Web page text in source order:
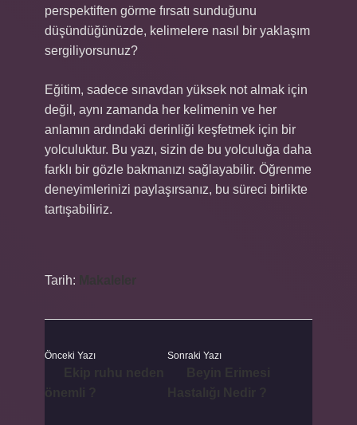
perspektiften görme fırsatı sunduğunu
düşündüğünüzde, kelimelere nasıl bir yaklaşım
sergiliyorsunuz?
Eğitim, sadece sınavdan yüksek not almak için
değil, aynı zamanda her kelimenin ve her
anlamın ardındaki derinliği keşfetmek için bir
yolculuktur. Bu yazı, sizin de bu yolculuğa daha
farklı bir gözle bakmanızı sağlayabilir. Öğrenme
deneyimlerinizi paylaşırsanız, bu süreci birlikte
tartışabiliriz.
Tarih:
Önceki Yazı Sonraki Yazı